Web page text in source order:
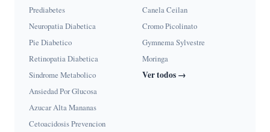
Prediabetes
Neuropatia Diabetica
Pie Diabetico
Retinopatia Diabetica
Sindrome Metabolico
Ansiedad Por Glucosa
Azucar Alta Mananas
Cetoacidosis Prevencion
Canela Ceilan
Cromo Picolinato
Gymnema Sylvestre
Moringa
Ver todos →